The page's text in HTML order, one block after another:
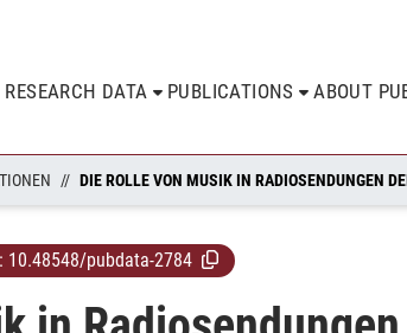
RESEARCH DATA PUBLICATIONS ABOUT
10.48548/pubdata-2784